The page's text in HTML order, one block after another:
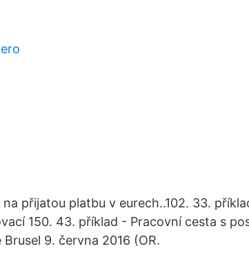
přijatou platbu v eurech..102. 33.
150. 43. příklad - Pracovní cesta s
9. června 2016 (OR.